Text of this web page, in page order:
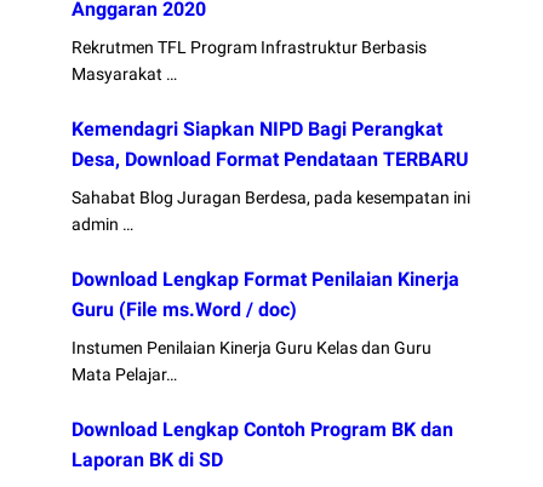
Anggaran 2020
Rekrutmen TFL Program Infrastruktur Berbasis
Masyarakat …
Kemendagri Siapkan NIPD Bagi Perangkat
Desa, Download Format Pendataan TERBARU
Sahabat Blog Juragan Berdesa, pada kesempatan ini
admin …
Download Lengkap Format Penilaian Kinerja
Guru (File ms.Word / doc)
Instumen Penilaian Kinerja Guru Kelas dan Guru
Mata Pelajar…
Download Lengkap Contoh Program BK dan
Laporan BK di SD